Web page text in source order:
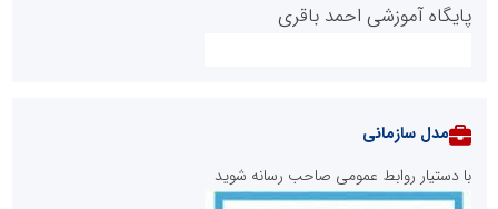
پایگاه آموزشی احمد باقری
مدل سازمانی
با دستیار روابط عمومی صاحب رسانه شوید